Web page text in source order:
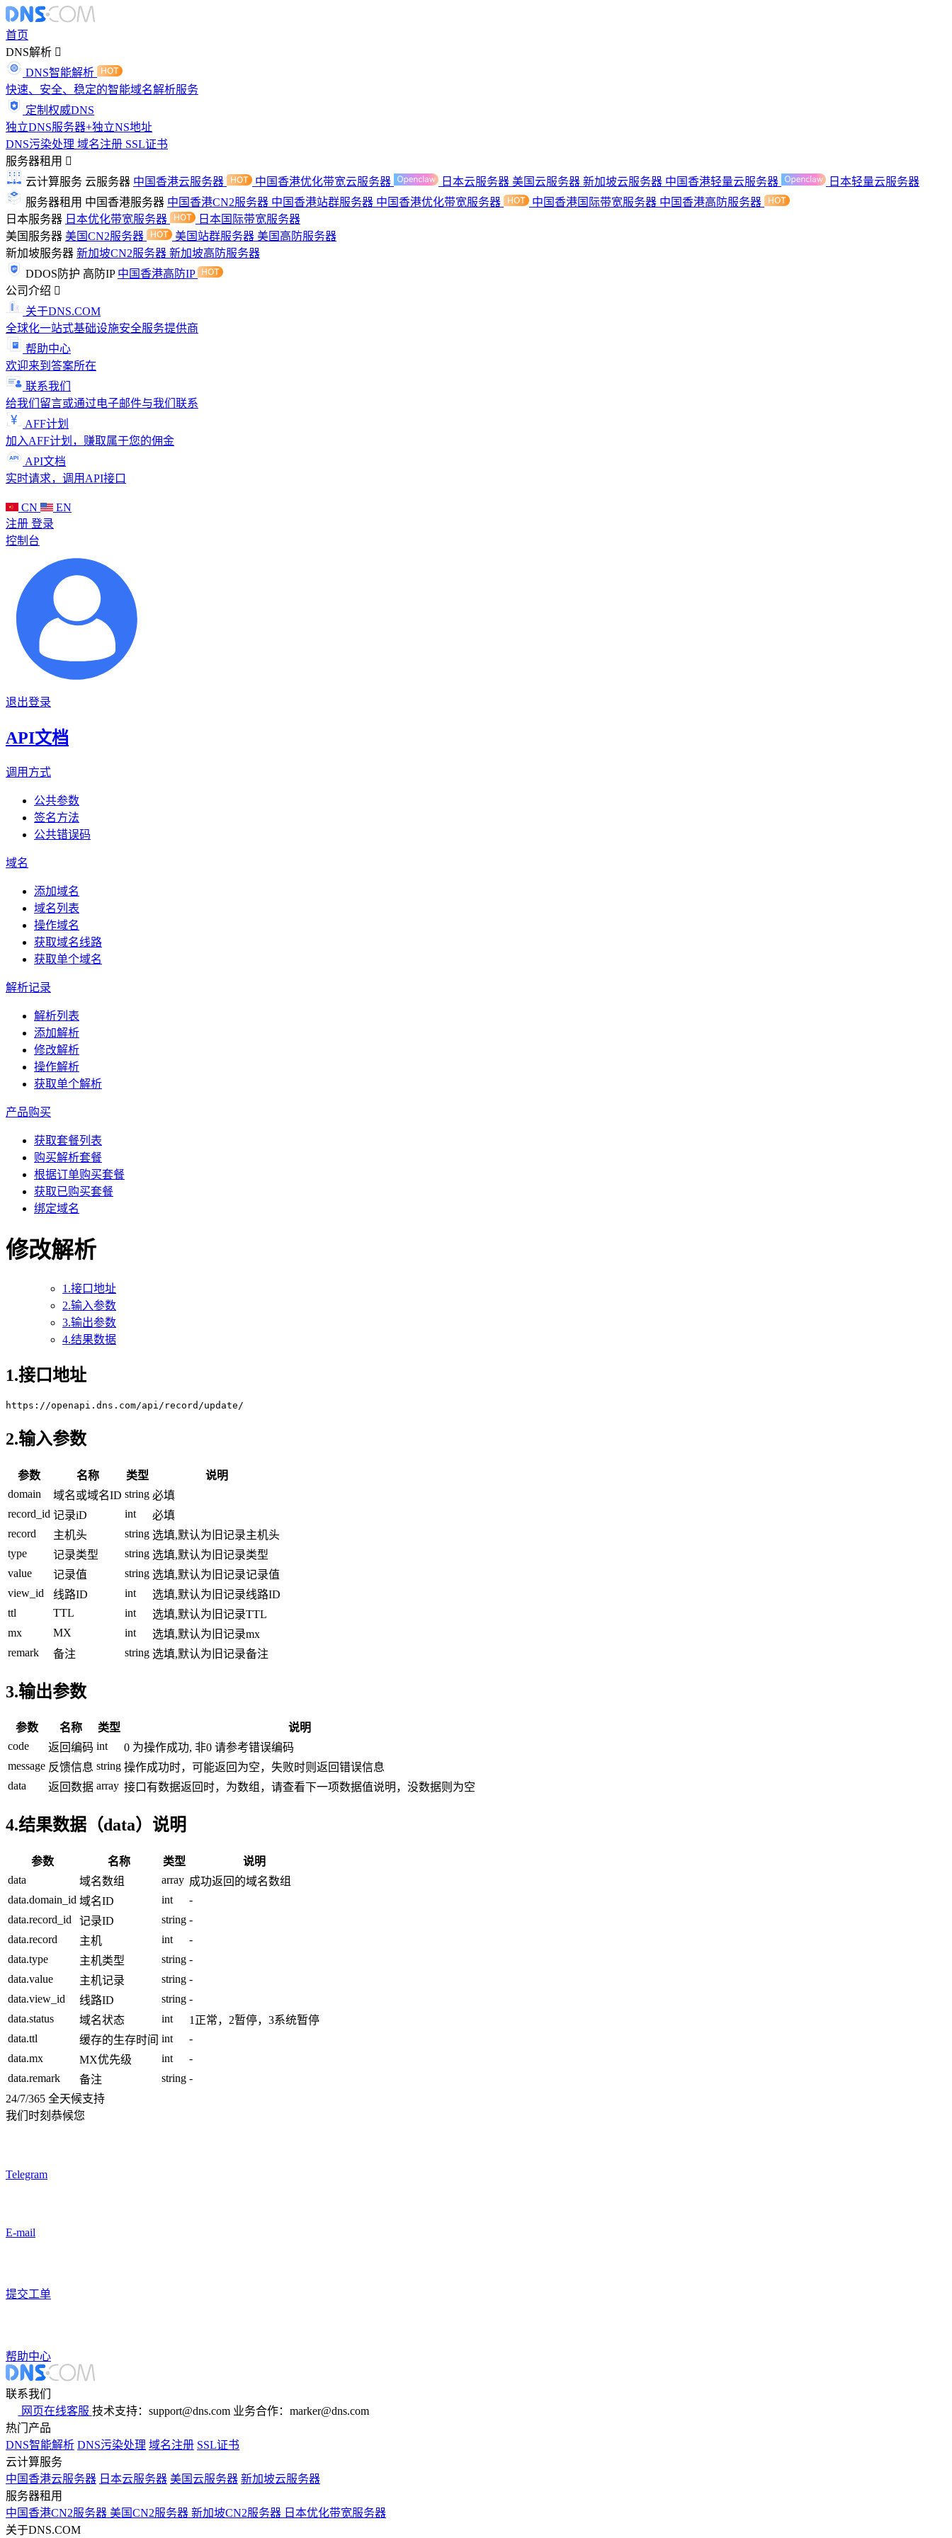
首页
DNS解析
DNS智能解析
快速、安全、稳定的智能域名解析服务
定制权威DNS
独立DNS服务器+独立NS地址
DNS污染处理 域名注册 SSL证书
服务器租用
云计算服务 云服务器 中国香港云服务器 中国香港优化带宽云服务器 日本云服务器 美国云服务器 新加坡云服务器 中国香港轻量云服务器
日本轻量云服务器
服务器租用 中国香港服务器 中国香港CN2服务器 中国香港站群服务器 中国香港优化带宽服务器 中国香港国际带宽服务器 中国香港高防服务器
日本服务器 日本优化带宽服务器
日本国际带宽服务器
美国服务器 美国CN2服务器 美国站群服务器 美国高防服务器
新加坡服务器 新加坡CN2服务器 新加坡高防服务器
DDOS防护 高防IP 中国香港高防IP
公司介绍
关于DNS.COM
全球化一站式基础设施安全服务提供商
帮助中心
欢迎来到答案所在
联系我们
给我们留言或通过电子邮件与我们联系
AFF计划
加入AFF计划，赚取属于您的佣金
API文档
实时请求，调用API接口
CN
EN
注册 登录
控制台
退出登录
API文档
调用方式
公共参数
签名方法
公共错误码
域名
添加域名
域名列表
操作域名
获取域名线路
获取单个域名
解析记录
解析列表
添加解析
修改解析
操作解析
获取单个解析
产品购买
获取套餐列表
购买解析套餐
根据订单购买套餐
获取已购买套餐
绑定域名
修改解析
1.接口地址
2.输入参数
3.输出参数
4.结果数据
1.接口地址
https://openapi.dns.com/api/record/update/
2.输入参数
参数 名称 类型
说明
domain
域名或域名ID string 必填
record_id 记录iD int
必填
record
主机头 string 选填,默认为旧记录主机头
type
记录类型 string 选填,默认为旧记录类型
value
记录值 string 选填,默认为旧记录记录值
view_id
线路ID int
选填,默认为旧记录线路ID
ttl
TTL int
选填,默认为旧记录TTL
mx
MX int
选填,默认为旧记录mx
remark
备注 string 选填,默认为旧记录备注
3.输出参数
参数 名称 类型
说明
code
返回编码 int
0 为操作成功, 非0 请参考错误编码
message 反馈信息 string 操作成功时，可能返回为空，失败时则返回错误信息
data
返回数据 array 接口有数据返回时，为数组，请查看下一项数据值说明，没数据则为空
4.结果数据（data）说明
参数 名称 类型
说明
data
域名数组 array 成功返回的域名数组
data.domain_id 域名ID int
-
data.record_id
记录ID string -
data.record
主机 int
-
data.type
主机类型 string -
data.value
主机记录 string -
data.view_id
线路ID string -
data.status
域名状态 int
1正常，2暂停，3系统暂停
data.ttl
缓存的生存时间 int
-
data.mx
MX优先级 int
-
data.remark
备注 string -
24/7/365 全天候支持
我们时刻恭候您
Telegram
E-mail
提交工单
帮助中心
联系我们
网页在线客服 技术支持：support@dns.com 业务合作：marker@dns.com
热门产品
DNS智能解析 DNS污染处理 域名注册 SSL证书
云计算服务
中国香港云服务器 日本云服务器 美国云服务器 新加坡云服务器
服务器租用
中国香港CN2服务器 美国CN2服务器 新加坡CN2服务器 日本优化带宽服务器
关于DNS.COM